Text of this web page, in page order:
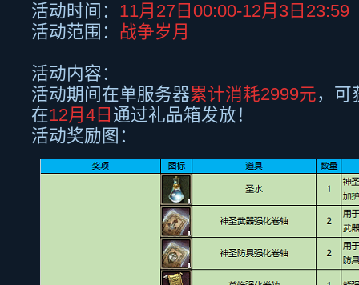
活动时间： 11月 27 日 00:00-12月 3 日 23:59
活动范围： 战争岁月
活动内容：
活动期间在单服务器累计消耗2999元，可
在12月 4 日 通过礼品箱发放！
活动奖励图：